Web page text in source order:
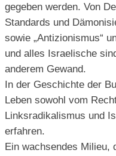
gegeben werden. Von
Standards und
sowie „Antizionismus“
und alles Israelische
anderem Gewand.
In der Geschichte der
Leben sowohl vom
Linksradikalismus und
erfahren.
Ein wachsendes Milieu,